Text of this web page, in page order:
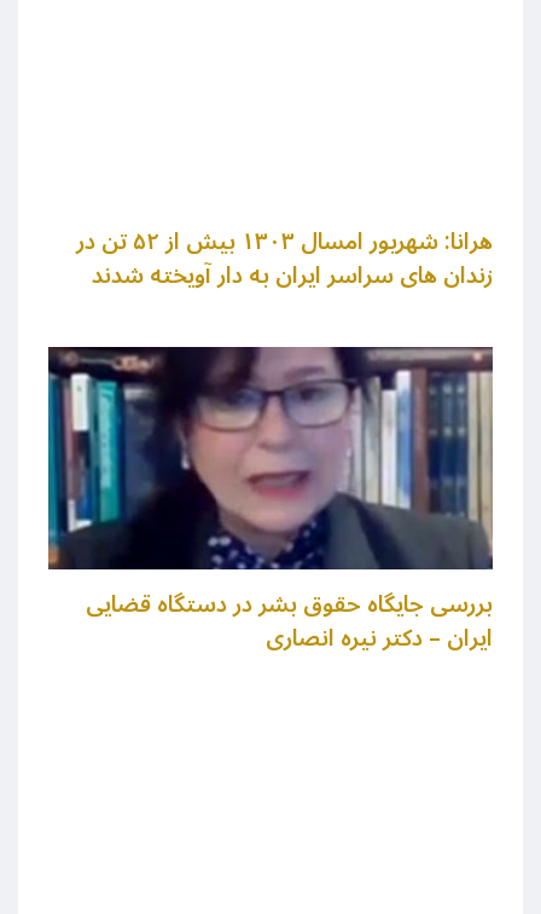
هرانا:‌ شهریور امسال ۱۳۰۳ بیش از ۵۲ تن در
زندان های سراسر ایران به دار آویخته شدند
بررسی جایگاه حقوق بشر در دستگاه قضایی
ایران – دکتر نیره انصاری